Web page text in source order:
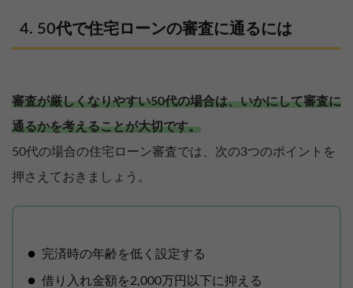
50代で住宅ローンの審査に通るには
審査が厳しくなりやすい50代の場合は、いかにして審査に
通るかを考えることが大切です。
50代の場合の住宅ローン審査では、次の3つのポイントを
押さえておきましょう。
完済時の年齢を低く設定する
借り入れ金額を2,000万円以下に抑える